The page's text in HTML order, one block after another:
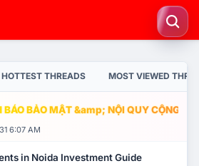
HOTTEST THREADS MOST VIEWED
BÁO BẢO MẬT &amp; NỘI QUY CỘNG
6:07 AM
in Noida Investment Guide